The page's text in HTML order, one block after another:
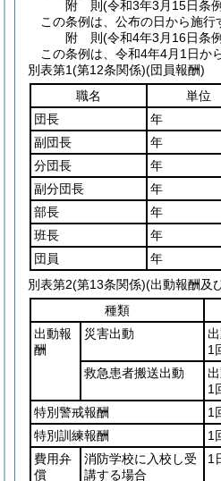
附 則(令和3年3月15日条
この条例は、公布の日から施行
附 則(令和4年3月16日条
この条例は、令和4年4月1日か
別表第1(第12条関係)(団員報酬)
職名
単位
団長
年
副団長
年
分団長
年
副分団長
年
部長
年
班長
年
団員
年
別表第2(第13条関係)(出動報酬及
種類
出動報
酬
災害出動
1
救急患者搬送出動
1
特別警戒報酬 1
特別訓練報酬
1
費用弁
償
消防学校に入校し受
講する場合
1